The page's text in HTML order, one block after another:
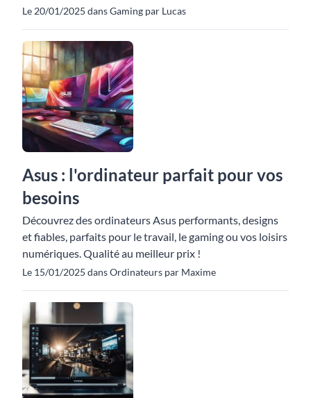
Le 20/01/2025 dans Gaming par Lucas
Asus : l'ordinateur parfait pour vos
besoins
Découvrez des ordinateurs Asus performants, designs
et fiables, parfaits pour le travail, le gaming ou vos loisirs
numériques. Qualité au meilleur prix !
Le 15/01/2025 dans Ordinateurs par Maxime